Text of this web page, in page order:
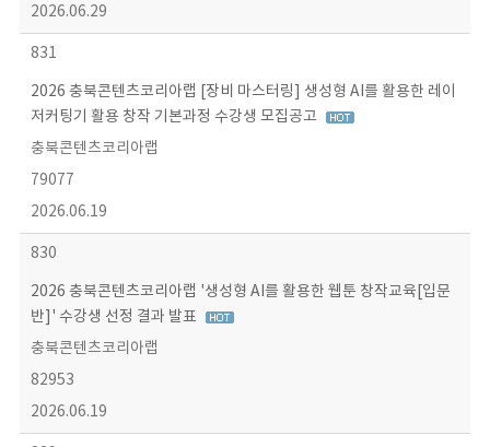
2026.06.29
831
2026 충북콘텐츠코리아랩 [장비 마스터링] 생성형 AI를 활용한 레이
저커팅기 활용 창작 기본과정 수강생 모집공고
충북콘텐츠코리아랩
79077
2026.06.19
830
2026 충북콘텐츠코리아랩 '생성형 AI를 활용한 웹툰 창작교육[입문
반]' 수강생 선정 결과 발표
충북콘텐츠코리아랩
82953
2026.06.19